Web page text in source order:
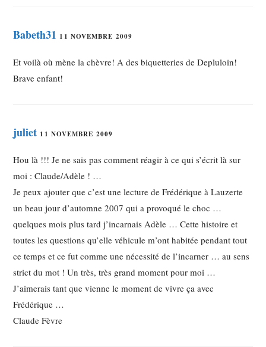
Babeth31 11 NOVEMBRE 2009
Et voilà où mène la chèvre! A des biquetteries de Depluloin!
Brave enfant!
juliet 11 NOVEMBRE 2009
Hou là !!! Je ne sais pas comment réagir à ce qui s’écrit là sur
moi : Claude/Adèle ! …
Je peux ajouter que c’est une lecture de Frédérique à Lauzerte
un beau jour d’automne 2007 qui a provoqué le choc …
quelques mois plus tard j’incarnais Adèle … Cette histoire et
toutes les questions qu’elle véhicule m’ont habitée pendant tout
ce temps et ce fut comme une nécessité de l’incarner … au sens
strict du mot ! Un très, très grand moment pour moi …
J’aimerais tant que vienne le moment de vivre ça avec
Frédérique …
Claude Fèvre